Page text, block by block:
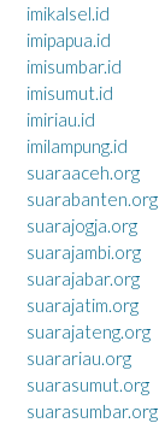
imikalsel.id
imipapua.id
imisumbar.id
imisumut.id
imiriau.id
imilampung.id
suaraaceh.org
suarabanten.org
suarajogja.org
suarajambi.org
suarajabar.org
suarajatim.org
suarajateng.org
suarariau.org
suarasumut.org
suarasumbar.org